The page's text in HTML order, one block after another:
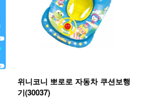
위니코니 뽀로로 자동차 쿠션보행
기(30037)